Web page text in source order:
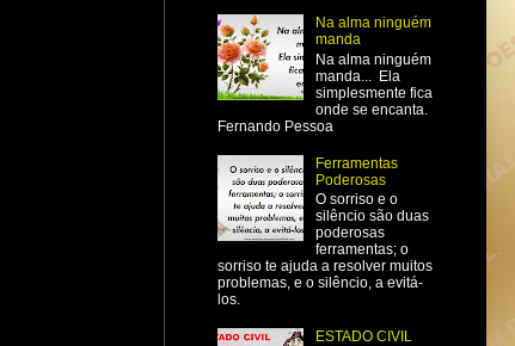
Na alma ninguém
manda
Na alma ninguém
manda... Ela
simplesmente fica
onde se encanta.
Fernando Pessoa
Ferramentas
Poderosas
O sorriso e o
silêncio são duas
poderosas
ferramentas; o
sorriso te ajuda a resolver muitos
problemas, e o silêncio, a evitá-
los.
ESTADO CIVIL